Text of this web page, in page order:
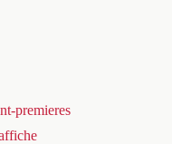
premieres